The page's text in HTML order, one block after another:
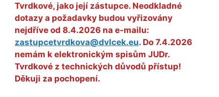
Tvrdkové, jako její zástupce. Neodkladné
dotazy a požadavky budou vyřizovány
nejdříve od 8.4.2026 na e-mailu:
zastupcetvrdkova@dvlcek.eu. Do 7.4.2026
nemám k elektronickým spisům JUDr.
Tvrdkové z technických důvodů přístup!
Děkuji za pochopení.